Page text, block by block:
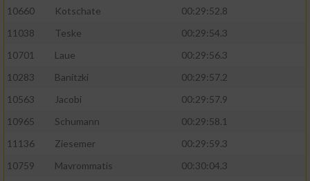
10660
Kotschate
00:29:52.8
11038
Teske
00:29:54.3
10701
Laue
00:29:56.3
10283
Banitzki
00:29:57.2
10563
Jacobi
00:29:57.9
10965
Schumann
00:29:58.1
11136
Ziesemer
00:29:59.3
10759
Mavrommatis
00:30:04.3